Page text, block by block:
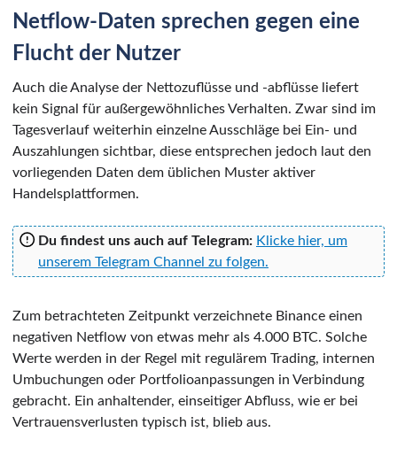
Netflow-Daten sprechen gegen eine
Flucht der Nutzer
Auch die Analyse der Nettozuflüsse und -abflüsse liefert
kein Signal für außergewöhnliches Verhalten. Zwar sind im
Tagesverlauf weiterhin einzelne Ausschläge bei Ein- und
Auszahlungen sichtbar, diese entsprechen jedoch laut den
vorliegenden Daten dem üblichen Muster aktiver
Handelsplattformen.
Du findest uns auch auf Telegram: Klicke hier, um
unserem Telegram Channel zu folgen.
Zum betrachteten Zeitpunkt verzeichnete Binance einen
negativen Netflow von etwas mehr als 4.000 BTC. Solche
Werte werden in der Regel mit regulärem Trading, internen
Umbuchungen oder Portfolioanpassungen in Verbindung
gebracht. Ein anhaltender, einseitiger Abfluss, wie er bei
Vertrauensverlusten typisch ist, blieb aus.